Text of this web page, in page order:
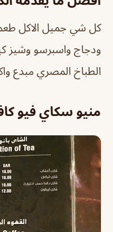
كل شي جميل الاكل
ودجاج واسبرسو وشيز
الطباخ المصري مبدع
منيو سكاي فيو